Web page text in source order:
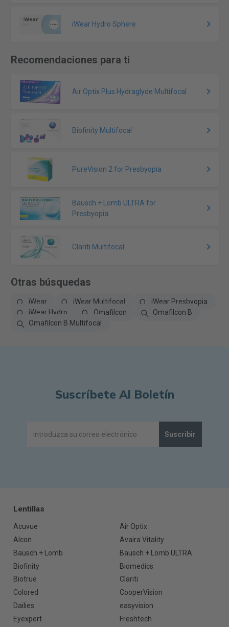
iWear Hydro Sphere
Recomendaciones para ti
Air Optix Plus Hydraglyde Multifocal
Biofinity Multifocal
PureVision 2 for Presbyopia
Bausch + Lomb ULTRA for
Presbyopia
Clariti Multifocal
Otras búsquedas
iWear iWear Multifocal
iWear Presbyopia
iWear Hydro
Omafilcon
Omafilcon B
Omafilcon B Multifocal
Suscríbete Al Boletín
Suscribir
Lentillas
Acuvue
Air Optix
Alcon
Avaira Vitality
Bausch + Lomb
Bausch + Lomb ULTRA
Biofinity
Biomedics
Biotrue
Clariti
Colored
CooperVision
Dailies
easyvision
Eyexpert
Freshtech